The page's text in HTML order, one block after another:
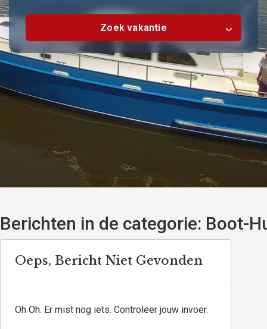
Zoek vakantie
Berichten in de categorie: Boot-
Oeps, Bericht Niet Gevonden
Oh Oh. Er mist nog iets. Controleer jouw invoer.